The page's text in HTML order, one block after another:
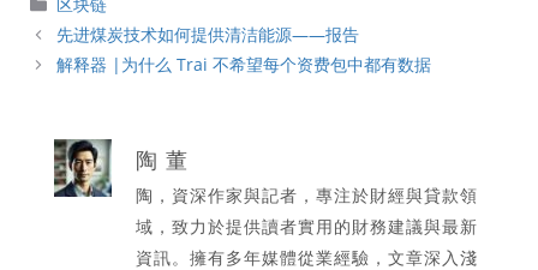
類
先进煤炭技术如何提供清洁能源——报告
解释器 |为什么 Trai 不希望每个资费包中都有数据
陶 董
陶，資深作家與記者，專注於財經與貸款領
域，致力於提供讀者實用的財務建議與最新
資訊。擁有多年媒體從業經驗，文章深入淺